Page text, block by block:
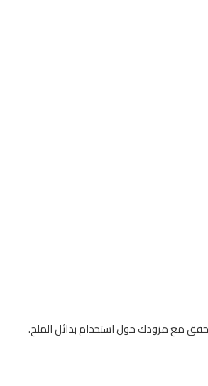
مع مزودك حول استخدام بدائل الملح.